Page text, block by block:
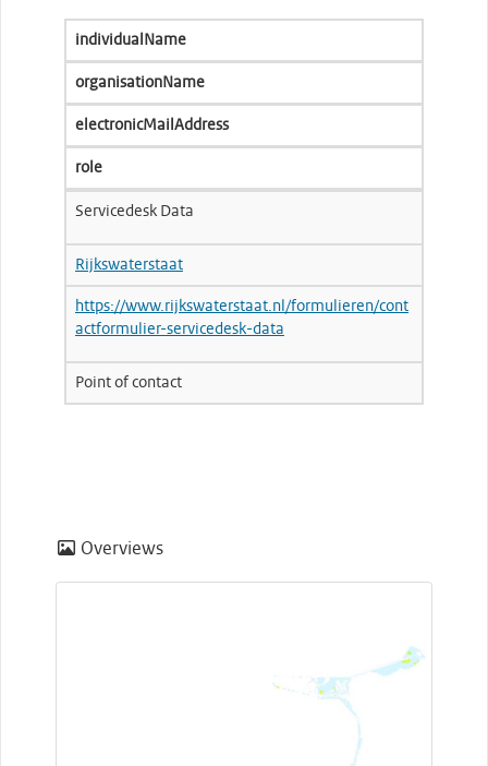
individualName
organisationName
electronicMailAddress
role
Servicedesk Data
Rijkswaterstaat
https://www.rijkswaterstaat.nl/formulieren/cont
actformulier-servicedesk-data
Point of contact
Overviews